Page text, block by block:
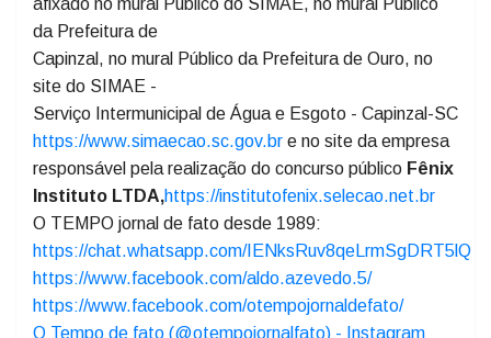
As
condições do concurso estão estabelecidas no Edital,
que se encontra
afixado no mural Público do SIMAE, no mural Público
da Prefeitura de
Capinzal, no mural Público da Prefeitura de Ouro, no
site do SIMAE -
Serviço Intermunicipal de Água e Esgoto - Capinzal-SC
https://www.simaecao.sc.gov.bre no site da empresa
responsável pela realização do concurso públicoFênix
Instituto LTDA,https://institutofenix.selecao.net.br
O TEMPO jornal de fato desde 1989: